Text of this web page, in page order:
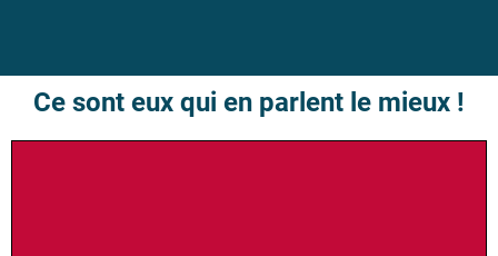
Ce sont eux qui en parlent le mieux !